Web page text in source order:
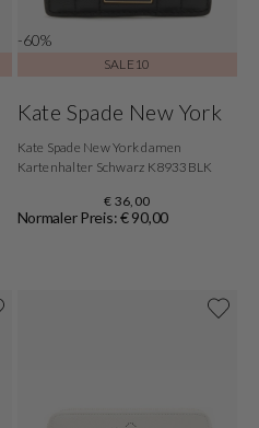
-60%
SALE10
Kate Spade New York
Kate Spade New York damen
Kartenhalter Schwarz K8933BLK
€ 36,00
Normaler Preis: € 90,00